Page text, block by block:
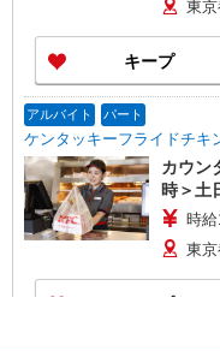
東
キープ
アルバイト パート
ケンタッキーフライドチ
カウン
時＞土
時
東